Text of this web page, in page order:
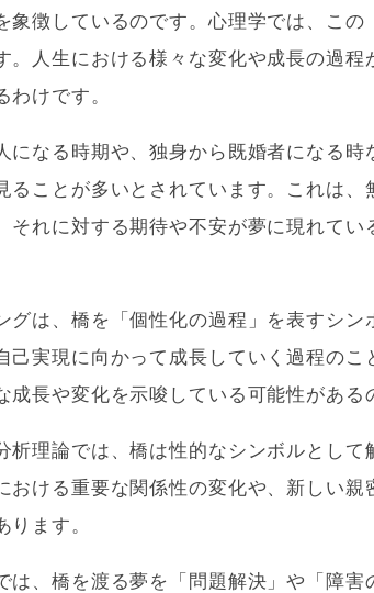
象徴しているのです。心理学では、この
。人生における様々な変化や成長の過程
わけです。
になる時期や、独身から既婚者になる時
ることが多いとされています。これは、
それに対する期待や不安が夢に現れてい
グは、橋を「個性化の過程」を表すシン
己実現に向かって成長していく過程のこ
成長や変化を示唆している可能性がある
析理論では、橋は性的なシンボルとして
おける重要な関係性の変化や、新しい親
ます。
は、橋を渡る夢を「問題解決」や「障害